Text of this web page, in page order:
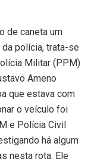
de caneta um
polícia, trata-se
Militar (PPM)
Ameno
que estava com
o veículo foi
e Polícia Civil
há algum
nesta rota. Ele